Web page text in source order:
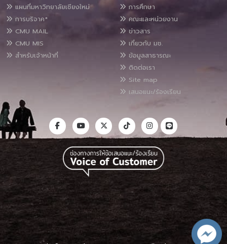
แผนที่มหาวิทยาลัยเชียงใหม่
การบริจาค*
CMU MAIL
CMU MIS
สำหรับเจ้าหน้าที่
การศึกษา
คณะและหน่วยงาน
ข่าวสาร
เกี่ยวกับ มช.
ข้อมูลสาธารณะ
ติดต่อเรา
Site map
เสนอแนะ/ร้องเรียน